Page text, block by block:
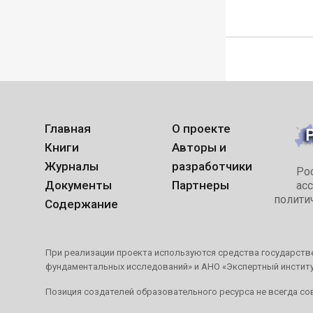
Главная
Книги
Журналы
Документы
Содержание
О проекте
Авторы и
разработчики
Партнеры
При реализации проекта используются средства
фундаментальных исследований» и АНО «Экспертный
Позиция создателей образовательного ресурса не всегда